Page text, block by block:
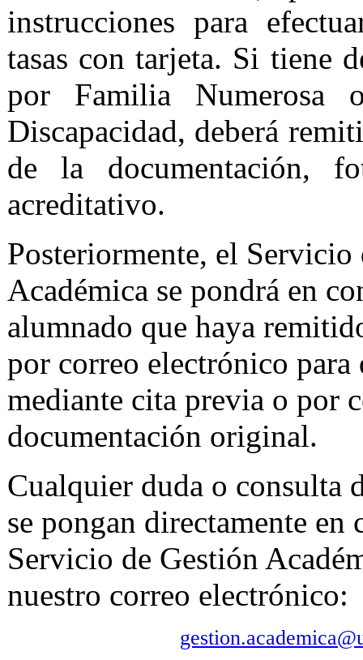
instrucciones para
tasas con tarjeta. Si tiene
por Familia Numerosa
Discapacidad, deberá
de la documentación,
acreditativo.
Posteriormente, el Servicio
Académica se pondrá en
alumnado que haya
por correo electrónico
mediante cita previa o por
documentación original.
Cualquier duda o consulta
se pongan directamente en
Servicio de Gestión
nuestro correo electrónico: